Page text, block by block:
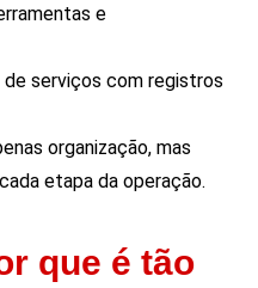
e
serviços com registros
organização, mas
etapa da operação.
que é tão